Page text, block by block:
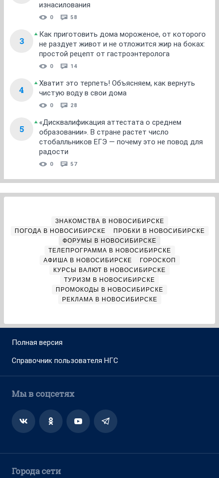
изнасилования
0 58
3
Как приготовить дома мороженое, от которого
не раздует живот и не отложится жир на боках:
простой рецепт от гастроэнтеролога
0 14
4
Хватит это терпеть! Объясняем, как вернуть
чистую воду в свои дома
0 28
5
«Дисквалификация аттестата о среднем
образовании». В стране растет число
стобалльников ЕГЭ — почему это не повод для
радости
0 57
ЗНАКОМСТВА В НОВОСИБИРСКЕ
ПОГОДА В НОВОСИБИРСКЕ
ПРОБКИ В НОВОСИБИРСКЕ
ФОРУМЫ В НОВОСИБИРСКЕ
ТЕЛЕПРОГРАММА В НОВОСИБИРСКЕ
АФИША В НОВОСИБИРСКЕ
ГОРОСКОП
КУРСЫ ВАЛЮТ В НОВОСИБИРСКЕ
ТУРИЗМ В НОВОСИБИРСКЕ
ПРОМОКОДЫ В НОВОСИБИРСКЕ
РЕКЛАМА В НОВОСИБИРСКЕ
Полная версия
Справочник пользователя НГС
Мы в соцсетях
Города сети